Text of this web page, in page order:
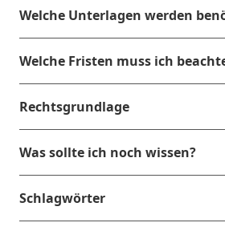
Welche Unterlagen werden
Welche Fristen muss ich
Rechtsgrundlage
Was sollte ich noch wissen?
Schlagwörter